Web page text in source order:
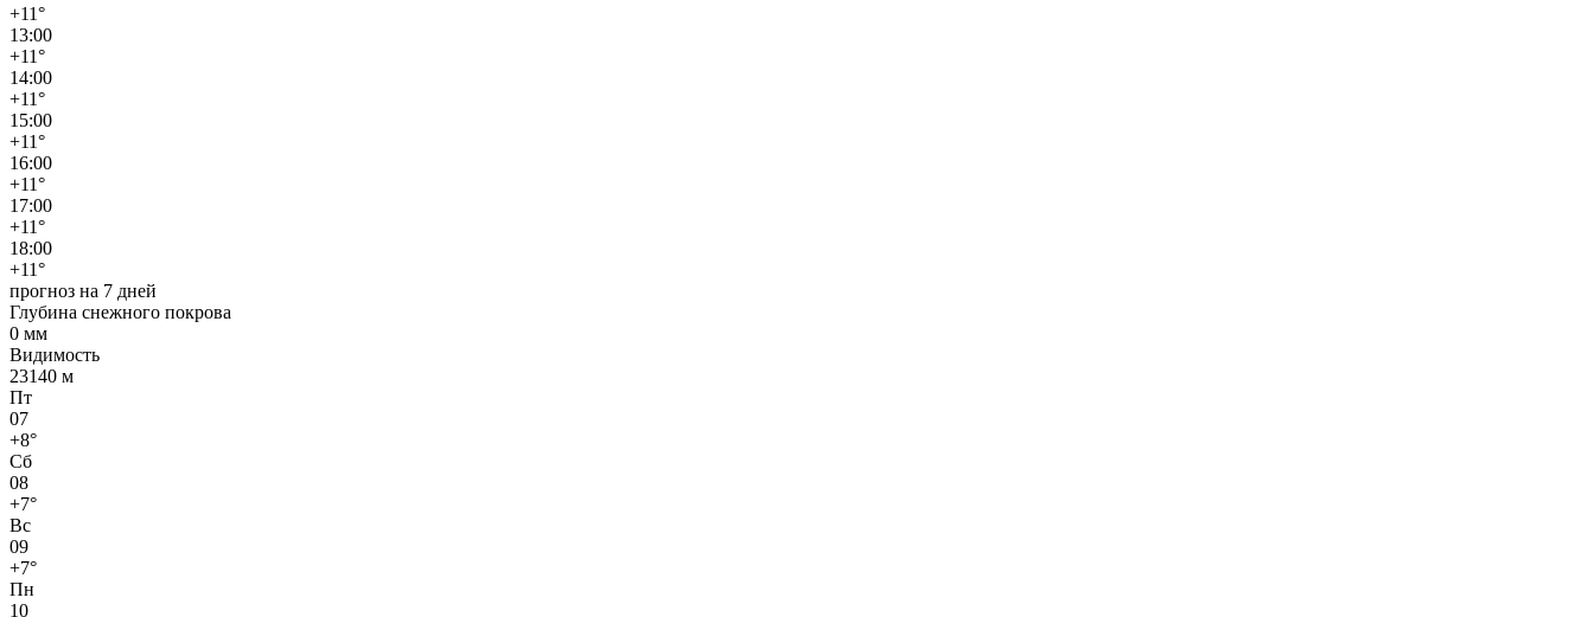
+11°
13:00
+11°
14:00
+11°
15:00
+11°
16:00
+11°
17:00
+11°
18:00
+11°
прогноз на 7 дней
Глубина снежного покрова
0 мм
Видимость
23140 м
Пт
07
+8°
Сб
08
+7°
Вс
09
+7°
Пн
10